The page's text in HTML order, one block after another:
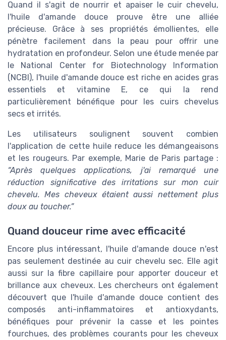
Quand il s'agit de nourrir et apaiser le cuir chevelu,
l'huile d'amande douce prouve être une alliée
précieuse. Grâce à ses propriétés émollientes, elle
pénètre facilement dans la peau pour offrir une
hydratation en profondeur. Selon une étude menée par
le National Center for Biotechnology Information
(NCBI), l'huile d'amande douce est riche en acides gras
essentiels et vitamine E, ce qui la rend
particulièrement bénéfique pour les cuirs chevelus
secs et irrités.
Les utilisateurs soulignent souvent combien
l'application de cette huile reduce les démangeaisons
et les rougeurs. Par exemple, Marie de Paris partage :
“Après quelques applications, j'ai remarqué une
réduction significative des irritations sur mon cuir
chevelu. Mes cheveux étaient aussi nettement plus
doux au toucher.”
Quand douceur rime avec efficacité
Encore plus intéressant, l'huile d'amande douce n'est
pas seulement destinée au cuir chevelu sec. Elle agit
aussi sur la fibre capillaire pour apporter douceur et
brillance aux cheveux. Les chercheurs ont également
découvert que l'huile d'amande douce contient des
composés anti-inflammatoires et antioxydants,
bénéfiques pour prévenir la casse et les pointes
fourchues, des problèmes courants pour les cheveux